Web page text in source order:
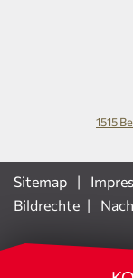
1515
Sitemap
Bildrechte